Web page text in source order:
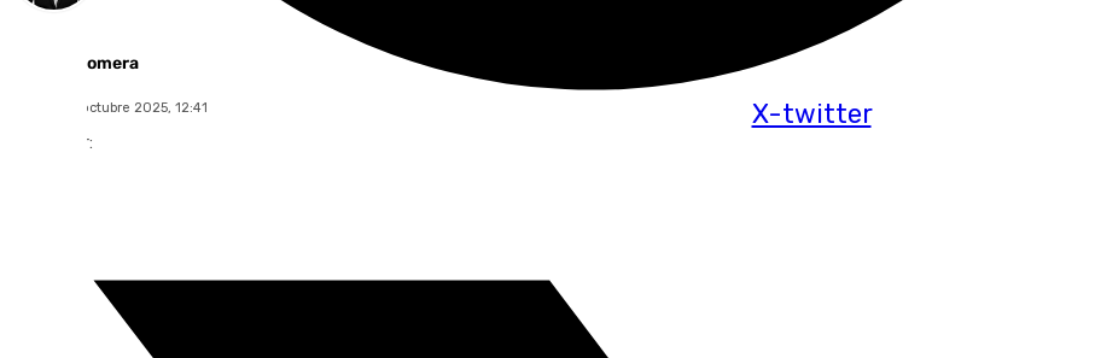
X-twitter
Alberto Romera
martes, 14 octubre 2025, 12:41
Compartir: